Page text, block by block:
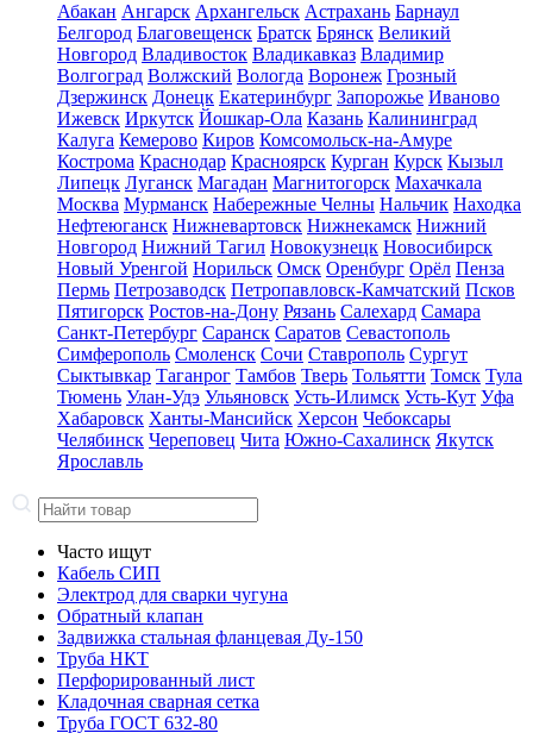
Абакан Ангарск Архангельск Астрахань Барнаул
Белгород Благовещенск Братск Брянск Великий
Новгород Владивосток Владикавказ Владимир
Волгоград Волжский Вологда Воронеж Грозный
Дзержинск Донецк Екатеринбург Запорожье Иваново
Ижевск Иркутск Йошкар-Ола Казань Калининград
Калуга Кемерово Киров Комсомольск-на-Амуре
Кострома Краснодар Красноярск Курган Курск Кызыл
Липецк Луганск Магадан Магнитогорск Махачкала
Москва Мурманск Набережные Челны Нальчик Находка
Нефтеюганск Нижневартовск Нижнекамск Нижний
Новгород Нижний Тагил Новокузнецк Новосибирск
Новый Уренгой Норильск Омск Оренбург Орёл Пенза
Пермь Петрозаводск Петропавловск-Камчатский Псков
Пятигорск Ростов-на-Дону Рязань Салехард Самара
Санкт-Петербург Саранск Саратов Севастополь
Симферополь Смоленск Сочи Ставрополь Сургут
Сыктывкар Таганрог Тамбов Тверь Тольятти Томск Тула
Тюмень Улан-Удэ Ульяновск Усть-Илимск Усть-Кут Уфа
Хабаровск Ханты-Мансийск Херсон Чебоксары
Челябинск Череповец Чита Южно-Сахалинск Якутск
Ярославль
Часто ищут
Кабель СИП
Электрод для сварки чугуна
Обратный клапан
Задвижка стальная фланцевая Ду-150
Труба НКТ
Перфорированный лист
Кладочная сварная сетка
Труба ГОСТ 632-80